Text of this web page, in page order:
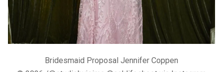
Bridesmaid Proposal Jennifer Coppen